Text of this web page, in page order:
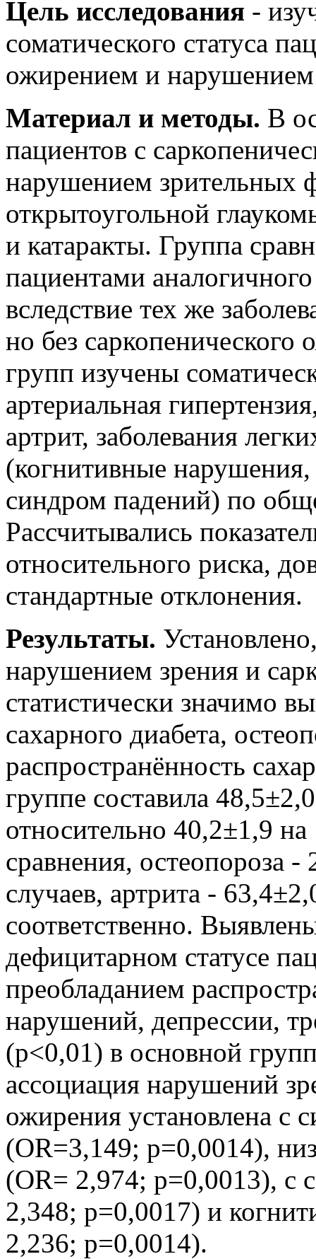
Цель исследования -
соматического статуса
ожирением и нарушением
Материал и методы. В
пациентов с
нарушением зрительных
открытоугольной
и катаракты. Группа
пациентами
вследствие тех же
но без
групп изучены
артериальная
артрит, заболевания
(когнитивные
синдром падений) по
Рассчитывались
относительного риска,
стандартные отклонения.
Результаты.
нарушением зрения и
статистически значимо
сахарного диабета,
распространённость
группе составила
относительно 40,2±1,9
сравнения, остеопороза
случаев, артрита -
соответственно.
дефицитарном статусе
преобладанием
нарушений, депрессии,
(p<0,01) в основной
ассоциация нарушений
ожирения установлена с
(OR=3,149; p=0,0014),
(OR= 2,974; p=0,0013), с
2,348; p=0,0017) и
2,236; p=0,0014).